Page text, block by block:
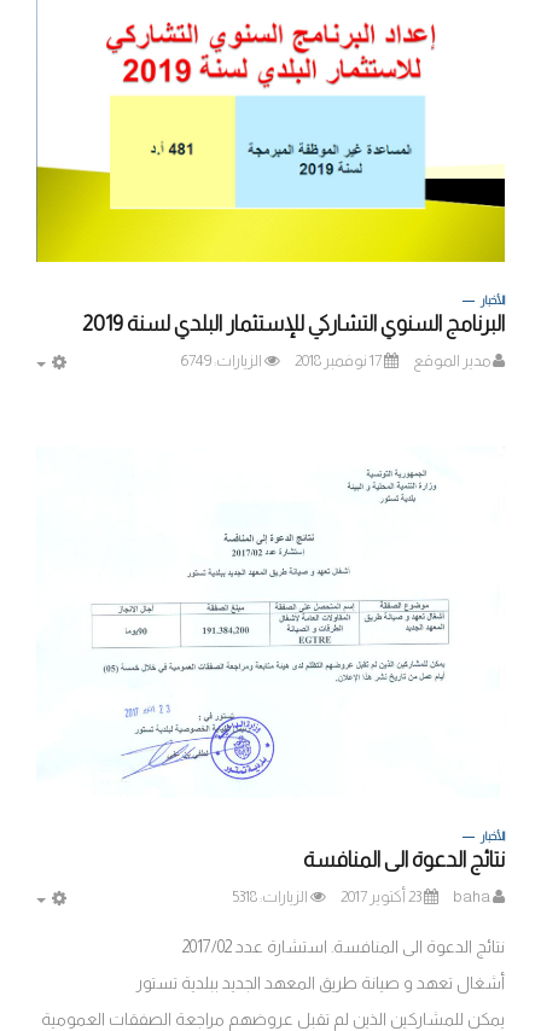
الأخبار
البرنامج السنوي التشاركي للإستثمار البلدي لسنة 2019
مدير الموقع 17 نوفمبر 2018 الزيارات: 6749
الأخبار
نتائج الدعوة الى المنافسة
baha 23 أكتوير 2017 الزيارات: 5318
نتائج الدعوة الى المنافسة. استشارة عدد 2017/02
أشغال تعهد و صيانة طريق المعهد الجديد ببلدية تستور
يمكن للمشاركين الذين لم تقبل عروضهم مراجعة الصفقات العمومية